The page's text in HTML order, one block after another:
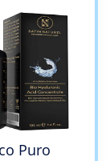
Puro